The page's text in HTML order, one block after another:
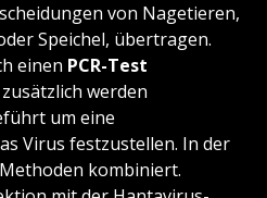
von Nagetieren,
Speichel, übertragen.
einen PCR-Test
werden
um eine
Virus festzustellen. In der
kombiniert.